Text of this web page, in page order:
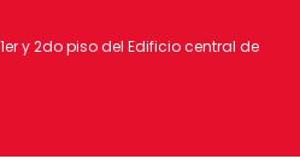
y 2do piso del Edificio central de